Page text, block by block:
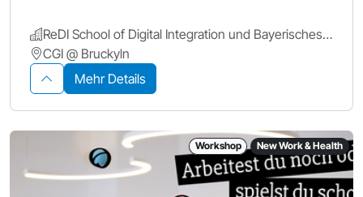
ReDI School of Digital Integration und Bayerisches Staatsministerium für Digitales
CGI @ Bruckyln
Mehr Details
Workshop New Work & Health